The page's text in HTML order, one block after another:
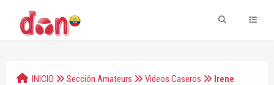
INICIO Sección Amateurs Videos Caseros
Irene